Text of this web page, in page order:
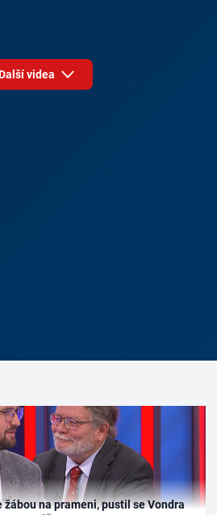
videa
na prameni, pustil se Vondra